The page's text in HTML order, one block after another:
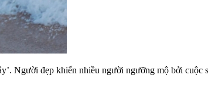
Người đẹp khiến nhiều người ngưỡng mộ bởi cuộc